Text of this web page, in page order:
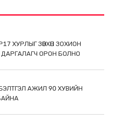
ХУРЛЫГ ЗӨВХӨН ЗОХИОН
ОРОН БОЛНО
АЖИЛ 90 ХУВИЙН